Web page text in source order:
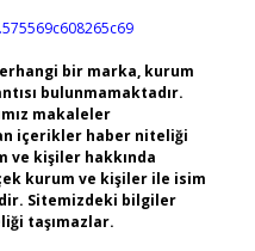
bir marka, kurum
bulunmamaktadır.
makaleler
içerikler haber niteliği
ve kişiler hakkında
kurum ve kişiler ile isim
Sitemizdeki bilgiler
taşımazlar.